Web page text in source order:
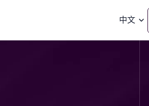
中文